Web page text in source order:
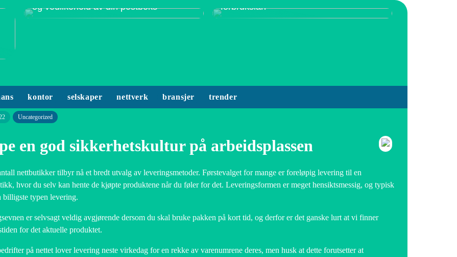
og vedlikehold av din postboks
forbrukslån
kontor selskaper nettverk bransjer trender
Uncategorized
en god sikkerhetskultur på arbeidsplassen
nettbutikker tilbyr nå et bredt utvalg av leveringsmetoder. Førstevalget for mange er foreløpig levering til en
hvor du selv kan hente de kjøpte produktene når du føler for det. Leveringsformen er meget hensiktsmessig, og typisk
billigste typen levering.
er selvsagt veldig avgjørende dersom du skal bruke pakken på kort tid, og derfor er det ganske lurt at vi finner
for det aktuelle produktet.
på nettet lover levering neste virkedag for en rekke av varenumrene deres, men husk at dette forutsetter at